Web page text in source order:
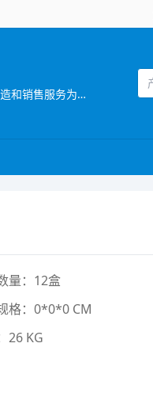
[主营]：一六八（壹陆捌）玩具厂位于中国东南沿 海的汕头市澄海区，海陆空交通便利，是一家 集设计开发，生产制造和销售服务为一体的企业。 推推乐是一六八玩具厂旗下的一个推车玩具品牌，目前本厂主要生产婴儿手推车，娃娃公仔，彩虹编织机等儿童玩具产品，推推乐手推车玩具拥有专业的设计人员，所有开发的产品，款式新颖，结构合理，安全美观，适合各类消费层购买，所有产品均可符合国家安全检测标准EN71标准，同时推推乐推车还拥有一批强大的销售团队，目前产品销售遍及中国30多个省，直辖市覆盖国内200个城市，并且远销欧洲，南北美洲，东南亚，非洲等国家和地区 推推乐品牌诞生以来得到了广大客户和消费者的支持和认可，作为我们也将一如既往，不断创新，将“经典.环保.安全.时尚”的全新理念融入到体现品牌价值中，推推乐推车专做中国好玩具。
量：12盒
格：0*0*0 CM
26 KG